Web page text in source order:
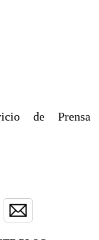
de Prensa